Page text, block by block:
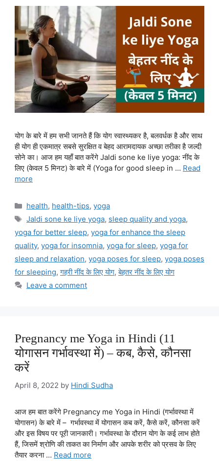
योग के बारे में हम सभी जानते हैं कि योग स्वास्थ्यकर है, बलवर्धक है और साथ
ही योग ही एकमात्र सबसे सुरक्षित व बेहद आरामदायक अच्छा तरीका है जल्दी
सोने का। आज हम यहाँ बात करेंगे Jaldi sone ke liye yoga: नींद के
लिए (केवल 5 मिनट) के बारे में (Yoga for good sleep in … Read
more
Categories
health, health-tips, yoga
Tags
Jaldi sone ke liye yoga, sleep quality and yoga,
yoga for better sleep, yoga for enhance the sleep
quality, yoga for insomnia, yoga for sleep, yoga for
sleep and relaxation, yoga poses for sleep, yoga poses
for sleeping,गहरी नींद के लिए योग,बेहतर नींद के लिए योग
Leave a comment
Pregnancy me Yoga in Hindi (11
योगासन गर्भावस्था में) – कब, कैसे, कौनसा
करें
April 8, 2022 by Hindi Sudha
आज हम बात करेंगे Pregnancy me Yoga in Hindi (गर्भावस्था में
योगासन) के बारे में – गर्भावस्था में योगासन कब करें, कैसे करें, कौनसा करें
और इस विषय पर पूरी जानकारी। गर्भावस्था के दौरान योग के कई लाभ होते
हैं, जिसमें श्रोणि की ताकत का निर्माण और आपके शरीर को प्रसव के लिए
तैयार करना … Read more